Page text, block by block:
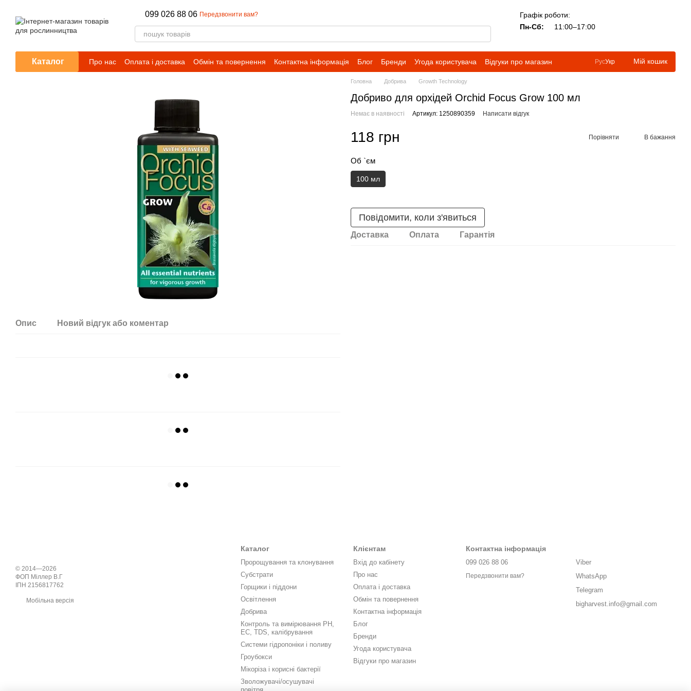
099 026 88 06 Передзвонити вам?
Графік роботи:
Пн-Сб:
11:00–17:00
Каталог Про нас Оплата і доставка Обмін та повернення Контактна інформація Блог Бренди Угода користувача Відгуки про магазин РусУкр Мій кошик
Опис Новий відгук або коментар
Головна Добрива Growth Technology
Добриво для орхідей Orchid Focus Grow 100 мл
Немає в наявності Артикул: 1250890359 Написати відгук
118 грн Порівняти В бажання
Об `єм
100 мл
Повідомити, коли з'явиться
Доставка Оплата Гарантія
© 2014—2026
ФОП Міллер В.Г
ІПН 2156817762
Мобільна версія
Каталог
Пророщування та клонування
Субстрати
Горщики і піддони
Освітлення
Добрива
Контроль та вимірювання PH,
EC, TDS, калібрування
Системи гідропоніки і поливу
Гроубокси
Мікоріза і корисні бактерії
Зволожувачі/осушувачі
Клієнтам
Вхід до кабінету
Про нас
Оплата і доставка
Обмін та повернення
Контактна інформація
Блог
Бренди
Угода користувача
Відгуки про магазин
Контактна інформація
099 026 88 06
Передзвонити вам?
Viber
WhatsApp
Telegram
bigharvest.info@gmail.com